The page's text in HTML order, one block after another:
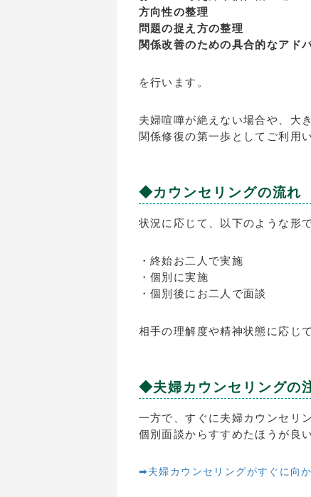
方向性の整理
問題の捉え方の整理
関係改善のための具合的なアド
を行います。
夫婦喧嘩が絶えない場合や、大
関係修復の第一歩としてご利用
◆カウンセリングの流れ
状況に応じて、以下のような形
・終始お二人で実施
・個別に実施
・個別後にお二人で面談
相手の理解度や精神状態に応じ
◆夫婦カウンセリングの
一方で、すぐに夫婦カウンセリ
個別面談からすすめたほうが良
➡夫婦カウンセリングがすぐに向